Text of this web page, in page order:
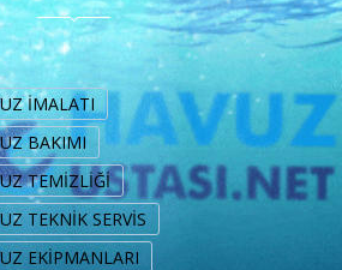
İMALATI
BAKIMI
TEMİZLİĞİ
TEKNİK SERVİS
EKİPMANLARI